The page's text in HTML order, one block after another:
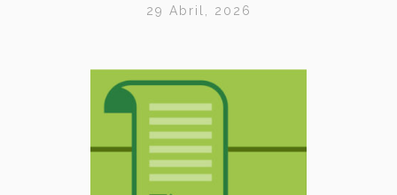
29 Abril, 2026